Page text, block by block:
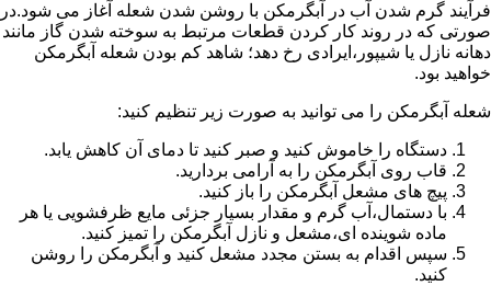
فرآیند گرم شدن آب در آبگرمکن با روشن شدن شعله آغاز می شود.در
صورتی که در روند کار کردن قطعات مرتبط به سوخته شدن گاز مانند
دهانه نازل یا شیپور،ایرادی رخ دهد؛ شاهد کم بودن شعله آبگرمکن
خواهید بود.
شعله آبگرمکن را می توانید به صورت زیر تنظیم کنید:
دستگاه را خاموش کنید و صبر کنید تا دمای آن کاهش یابد.
قاب روی آبگرمکن را به آرامی بردارید.
پیچ های مشعل آبگرمکن را باز کنید.
با دستمال،آب گرم و مقدار بسیار جزئی مایع ظرفشویی یا هر
ماده شوینده ای،مشعل و نازل آبگرمکن را تمیز کنید.
سپس اقدام به بستن مجدد مشعل کنید و آبگرمکن را روشن
کنید.